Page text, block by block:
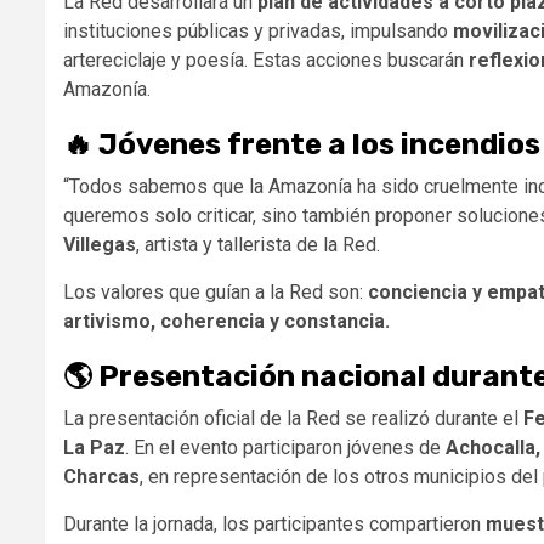
instituciones públicas y privadas, impulsando
artereciclaje y poesía. Estas acciones buscarán
Amazonía.
🔥 Jóvenes frente a los
“Todos sabemos que la Amazonía ha sido cruelmente
queremos solo criticar, sino también proponer
Villegas, artista y tallerista de la Red.
Los valores que guían a la Red son: conciencia y
artivismo, coherencia y constancia.
🌎 Presentación nacional
La presentación oficial de la Red se realizó durante el
La Paz. En el evento participaron jóvenes de Achocalla,
Charcas, en representación de los otros municipios del
Durante la jornada, los participantes compartieron